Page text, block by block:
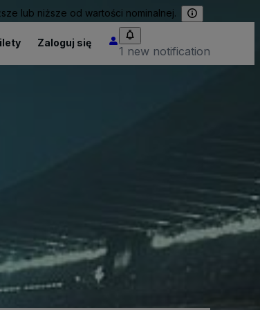
lub niższe od wartości nominalnej.
Zaloguj się
1 new notification